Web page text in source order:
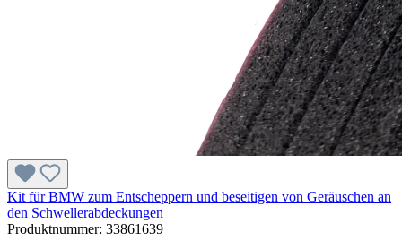
Kit für BMW zum Entscheppern und beseitigen von Geräuschen an
den Schwellerabdeckungen
Produktnummer: 33861639